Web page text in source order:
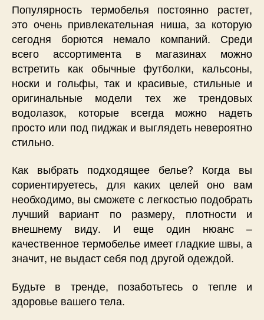
Популярность термобелья постоянно растет,
это очень привлекательная ниша, за которую
сегодня борются немало компаний. Среди
всего ассортимента в магазинах можно
встретить как обычные футболки, кальсоны,
носки и гольфы, так и красивые, стильные и
оригинальные модели тех же трендовых
водолазок, которые всегда можно надеть
просто или под пиджак и выглядеть невероятно
стильно.
Как выбрать подходящее белье? Когда вы
сориентируетесь, для каких целей оно вам
необходимо, вы сможете с легкостью подобрать
лучший вариант по размеру, плотности и
внешнему виду. И еще один нюанс –
качественное термобелье имеет гладкие швы, а
значит, не выдаст себя под другой одеждой.
Будьте в тренде, позаботьтесь о тепле и
здоровье вашего тела.